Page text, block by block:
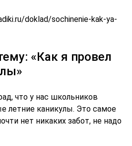
doklad/sochinenie-kak-ya-
«Как я провел
что у нас школьников
летние каникулы. Это самое
нет никаких забот, не надо